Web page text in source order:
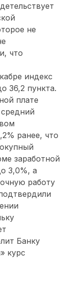
не
что
индекс
36,2 пункта.
плате
ранее, что
заработной
3,0%, а
работу
Банку
курс